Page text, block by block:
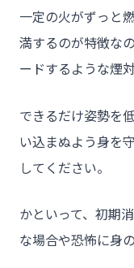
一定の火がずっと
満するのが特徴な
ードするような煙
できるだけ姿勢を
い込まぬよう身を
してください。
かといって、初期
な場合や恐怖に身